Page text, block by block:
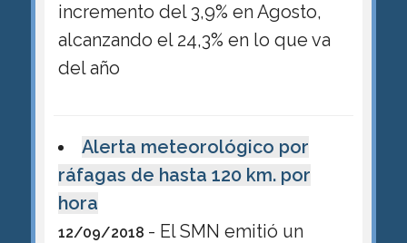
incremento del 3,9% en Agosto,
alcanzando el 24,3% en lo que va
del año
Alerta meteorológico por
ráfagas de hasta 120 km. por
hora
12/09/2018 - El SMN emitió un